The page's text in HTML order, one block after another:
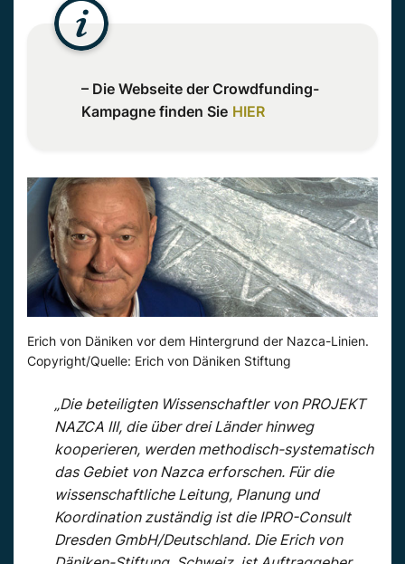
– Die Webseite der Crowdfunding-
Kampagne finden Sie HIER
Erich von Däniken vor dem Hintergrund der Nazca-Linien.
Copyright/Quelle: Erich von Däniken Stiftung
„Die beteiligten Wissenschaftler von PROJEKT
NAZCA III, die über drei Länder hinweg
kooperieren, werden methodisch-systematisch
das Gebiet von Nazca erforschen. Für die
wissenschaftliche Leitung, Planung und
Koordination zuständig ist die IPRO-Consult
Dresden GmbH/Deutschland. Die Erich von